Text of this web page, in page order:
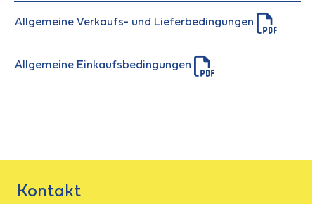
Allgemeine Verkaufs- und Lieferbedingungen
Allgemeine Einkaufsbedingungen
Kontakt